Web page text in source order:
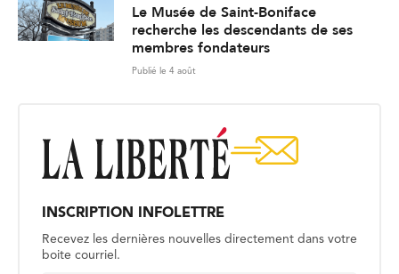
Le Musée de Saint-Boniface
recherche les descendants de ses
membres fondateurs
Publié le 4 août
INSCRIPTION INFOLETTRE
Recevez les dernières nouvelles directement dans votre
boite courriel.